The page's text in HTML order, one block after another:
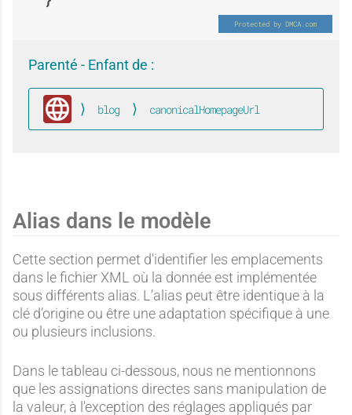
b
n
d
b
n
d
:
A
b
a
n
:
A
a
n
Parenté - Enfant de :
Global
blog canonicalHomepageUrl
Alias dans le modèle
Cette section permet d'identifier les emplacements
dans le fichier XML où la donnée est implémentée
sous différents alias. L’alias peut être identique à la
clé d’origine ou être une adaptation spécifique à une
ou plusieurs inclusions.
Dans le tableau ci-dessous, nous ne mentionnons
que les assignations directes sans manipulation de
la valeur, à l'exception des réglages appliqués par